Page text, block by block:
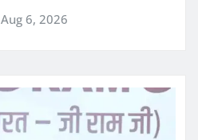
Aug 6, 2026